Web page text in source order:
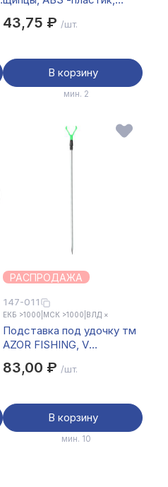
43,75 ₽ /шт.
В корзину
мин. 2
РАСПРОДАЖА
147-011
ЕКБ >1000 МСК >1000 ВЛД ×
Подставка под удочку тм
AZOR FISHING, V
см
83,00 ₽ /шт.
В корзину
мин. 10